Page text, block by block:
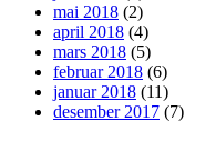
mai 2018 (2)
april 2018 (4)
mars 2018 (5)
februar 2018 (6)
januar 2018 (11)
desember 2017 (7)